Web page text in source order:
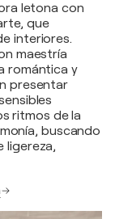
letona con
que
interiores.
maestría
romántica y
presentar
ritmos de la
buscando
ligereza,